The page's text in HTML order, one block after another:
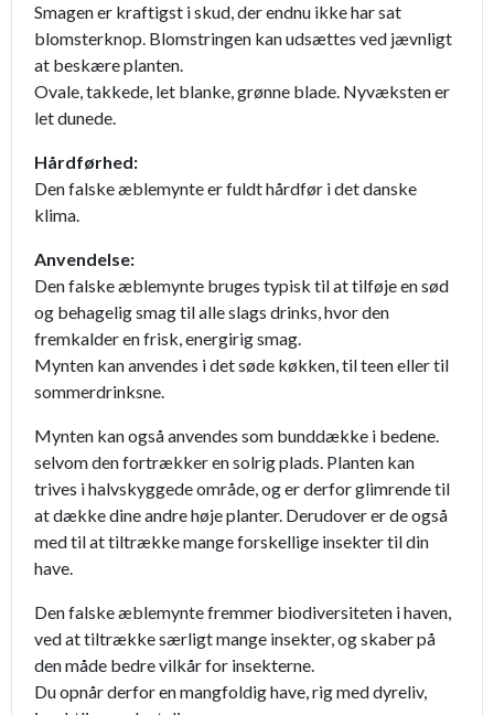
Smagen er kraftigst i skud, der endnu ikke har sat
blomsterknop. Blomstringen kan udsættes ved jævnligt
at beskære planten.
Ovale, takkede, let blanke, grønne blade. Nyvæksten er
let dunede.
Hårdførhed:
Den falske æblemynte er fuldt hårdfør i det danske
klima.
Anvendelse:
Den falske æblemynte bruges typisk til at tilføje en sød
og behagelig smag til alle slags drinks, hvor den
fremkalder en frisk, energirig smag.
Mynten kan anvendes i det søde køkken, til teen eller til
sommerdrinksne.
Mynten kan også anvendes som bunddække i bedene.
selvom den fortrækker en solrig plads. Planten kan
trives i halvskyggede område, og er derfor glimrende til
at dække dine andre høje planter. Derudover er de også
med til at tiltrække mange forskellige insekter til din
have.
Den falske æblemynte fremmer biodiversiteten i haven,
ved at tiltrække særligt mange insekter, og skaber på
den måde bedre vilkår for insekterne.
Du opnår derfor en mangfoldig have, rig med dyreliv,